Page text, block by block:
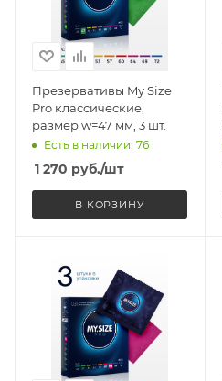
Презервативы My Size
Pro классические,
размер w=47 мм, 3 шт.
Есть в наличии: 76
1 270 руб./шт
В КОРЗИНУ